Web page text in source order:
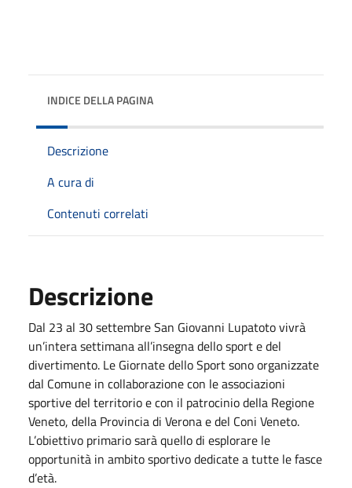
INDICE DELLA PAGINA
Descrizione
A cura di
Contenuti correlati
Descrizione
Dal 23 al 30 settembre San Giovanni Lupatoto vivrà
un’intera settimana all’insegna dello sport e del
divertimento. Le Giornate dello Sport sono organizzate
dal Comune in collaborazione con le associazioni
sportive del territorio e con il patrocinio della Regione
Veneto, della Provincia di Verona e del Coni Veneto.
L’obiettivo primario sarà quello di esplorare le
opportunità in ambito sportivo dedicate a tutte le fasce
d’età.